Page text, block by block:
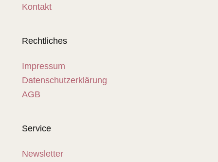
Kontakt
Rechtliches
Impressum
Datenschutzerklärung
AGB
Service
Newsletter